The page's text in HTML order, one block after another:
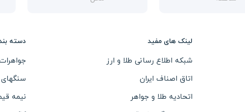
لینک های مفید
شبکه اطلاع رسانی طلا و ارز
اتاق اصناف ایران
اتحادیه طلا و جواهر
دسته
نیمه